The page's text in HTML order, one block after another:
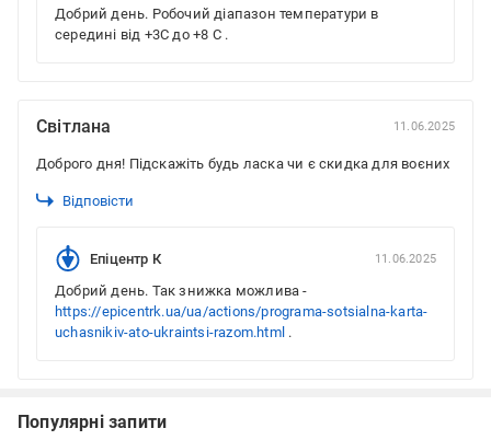
Добрий день. Робочий діапазон температури в
середині від +3C до +8 C .
Світлана 11.06.2025
Доброго дня! Підскажіть будь ласка чи є скидка для воєних
Відповісти
Епіцентр К 11.06.2025
Добрий день. Так знижка можлива -
https://epicentrk.ua/ua/actions/programa-sotsialna-karta-
uchasnikiv-ato-ukraintsi-razom.html .
Популярні запити